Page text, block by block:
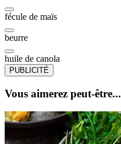
fécule de maïs
beurre
huile de canola
PUBLICITÉ
Vous aimerez peut-être...